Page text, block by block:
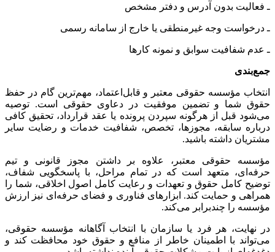
ـ فعالیت بدون آدرس و دفتر مشخص
ـ درخواست وجه غیرمنطقی یا خارج از سامانه رسمی
ـ عدم شفافیت سوابق و نمونه کارها
جمع‌بندی
انتخاب مؤسسه حقوقی معتبر و قابل‌اعتماد، مهم‌ترین گام در حفظ
حقوق شما و تضمین موفقیت در دعاوی حقوقی است. توصیه
می‌شود قبل از هرگونه سپردن پرونده یا عقد قرارداد، تحقیق کافی
درباره سابقه، مجوزها، تخصص، شفافیت خدمات و رضایت سایر
مشتریان داشته باشید.
مؤسسه حقوقی معتبر، علاوه بر داشتن مجوز قانونی و تیم
حرفه‌ای، متعهد است که در تمام مراحل، با پاسخگویی شفاف،
توضیح کامل حقوق و تعهدات و رعایت کامل اصول اخلاقی، شما را
همراهی و حمایت کند. ابزارهای فناوری و فضای حرفه‌ای نیز ارزش
مؤسسه را چندبرابر می‌کند.
در نهایت، هر فرد یا سازمان با انتخاب آگاهانه مؤسسه حقوقی،
می‌تواند با اطمینان خاطر از منافع و حقوق خود محافظت کند و